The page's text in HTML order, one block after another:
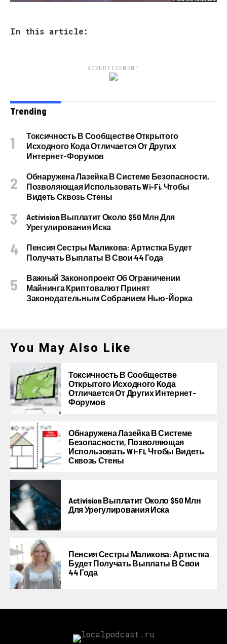
In this article:
ADVERTISEMENT
Trending
Токсичность В Сообществе Открытого
Исходного Кода Отличается От Других
Интернет-Форумов
Обнаружена Лазейка В Системе Безопасности,
Позволяющая Использовать Wi-Fi, Чтобы
Видеть Сквозь Стены
Activision Выплатит Около $50 Млн Для
Урегулирования Иска
Пенсия Сестры Маликова: Артистка Будет
Получать Выплаты В Свои 44 Года
Важный Законопроект Об Ограничении
Майнинга Криптовалют Принят
Законодательным Собранием Нью-Йорка
You May Also Like
Токсичность В Сообществе
Открытого Исходного Кода
Отличается От Других Интернет-
Форумов
Обнаружена Лазейка В Системе
Безопасности, Позволяющая
Использовать Wi-Fi, Чтобы Видеть
Сквозь Стены
Activision Выплатит Около $50 Млн
Для Урегулирования Иска
Пенсия Сестры Маликова: Артистка
Будет Получать Выплаты В Свои
44 Года